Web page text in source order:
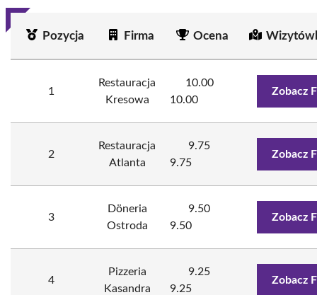
Pozycja Firma Ocena
1
Restauracja
Kresowa
10.00
10.00
Zobacz
2
Restauracja
Atlanta
9.75
9.75
Zobacz
3
Döneria
Ostroda
9.50
9.50
Zobacz
4
Pizzeria
Kasandra
9.25
9.25
Zobacz